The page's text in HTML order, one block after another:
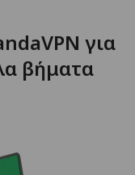
για
βήματα